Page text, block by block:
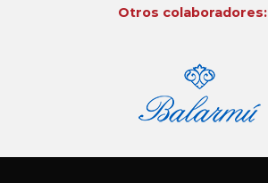
Otros colaboradores: